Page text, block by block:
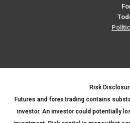
Risk
Futures and forex trading contains
investor. An investor could potentially